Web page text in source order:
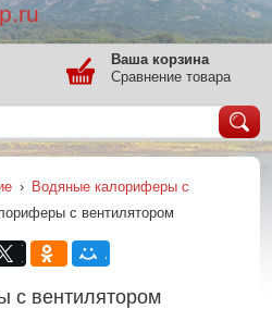
Ваша корзина
Сравнение товара
›
Водяные калориферы с
с вентилятором
с вентилятором